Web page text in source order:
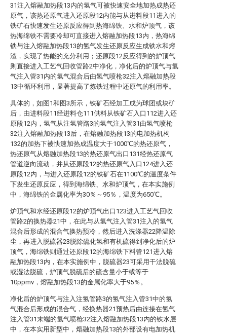
31注入熔融加热段13内的氢气可被快速安全地加热成热还
原气，该热还原气进入还原段12内能与从进料段11进入的
铁矿石快速发生还原反应得到热海绵铁、水和炉顶气，该
热海绵铁不需要冷却可直接进入熔融加热段13内，热海绵
铁与注入熔融加热段13的氢气发生还原反应生成铁水和熔
渣，实现了热能的充分利用；还原段12反应得到的炉顶气
则直接进入工艺气回收管路2中净化，净化后的炉顶气与氢
气注入管31内的氢气混合后由氢气喷枪32注入熔融加热段
13中循环利用，显著提高了炼铁过程中还原气的利用率。
具体的，如图1和图3所示，铁矿石经加工成为球团或块矿
后，由进料段11经进料仓111供料从铁矿石入口112进入还
原段12内，氢气从注氢管路3的氢气注入管31由氢气喷枪
32注入熔融加热段13后，在熔融加热段13的电加热机构
132的加热下被快速加热成温度大于1000℃的热还原气，
热还原气从熔融加热段13的热还原气出口131经热还原气
管道逆向流动，并从还原段12的热还原气入口124进入还
原段12内，与进入还原段12的铁矿石在1100℃的温度条件
下发生还原反应，得到海绵铁、水和炉顶气，在本实施例
中，海绵铁的金属化率为30％～95％，温度为650℃。
炉顶气和水经还原段12的炉顶气出口123进入工艺气回收
管路2的换热器21中，在此与从氢气注入管31注入的氢气
混合后形成的混合气换热预冷，然后进入洗涤器22降温除
尘，再进入脱硫器23脱除硫化氢和有机硫得到净化后的炉
顶气，海绵铁则通过还原段12的海绵铁下料管121进入熔
融加热段13内，在本实施例中，脱硫器23可采用干法脱硫
或湿法脱硫，炉顶气脱硫后的硫含量小于或等于
10ppmv，熔融加热段13的金属化率大于95％。
净化后的炉顶气与注入注氢管路3的氢气注入管31中的氢
气混合后形成的混合气，经换热器21预热后由连接在氢气
注入管31末端的氢气喷枪32注入熔融加热段13内的铁水层
中，在本实用新型中，熔融加热段13的外部设有电加热机